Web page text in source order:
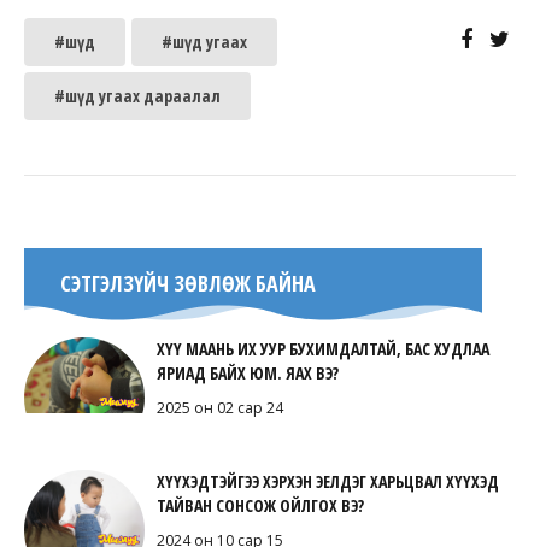
#шүд #шүд угаах
#шүд угаах дараалал
СЭТГЭЛЗҮЙЧ ЗӨВЛӨЖ БАЙНА
ХҮҮ МААНЬ ИХ УУР БУХИМДАЛТАЙ, БАС ХУДЛАА
ЯРИАД БАЙХ ЮМ. ЯАХ ВЭ?
2025 он 02 сар 24
ХҮҮХЭДТЭЙГЭЭ ХЭРХЭН ЭЕЛДЭГ ХАРЬЦВАЛ ХҮҮХЭД
ТАЙВАН СОНСОЖ ОЙЛГОХ ВЭ?
2024 он 10 сар 15